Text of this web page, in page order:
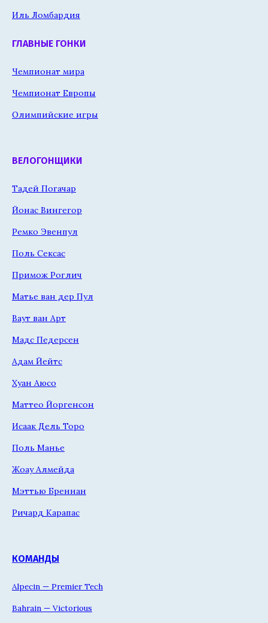
Иль Ломбардия
ГЛАВНЫЕ ГОНКИ
Чемпионат мира
Чемпионат Европы
Олимпийские игры
ВЕЛОГОНЩИКИ
Тадей Погачар
Йонас Вингегор
Ремко Эвенпул
Поль Сексас
Примож Роглич
Матье ван дер Пул
Ваут ван Арт
Мадс Педерсен
Адам Йейтс
Хуан Аюсо
Маттео Йоргенсон
Исаак Дель Торо
Поль Манье
Жоау Алмейда
Мэттью Бреннан
Ричард Карапас
КОМАНДЫ
Alpecin — Premier Tech
Bahrain — Victorious